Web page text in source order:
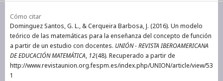
Cómo citar
Dominguez Santos, G. L., & Cerqueira Barbosa, J. (2016). Un modelo
teórico de las matemáticas para la enseñanza del concepto de función
a partir de un estudio con docentes. UNIÓN - REVISTA IBEROAMERICANA
DE EDUCACIÓN MATEMÁTICA, 12(48). Recuperado a partir de
http://www.revistaunion.org.fespm.es/index.php/UNION/article/view/53
1